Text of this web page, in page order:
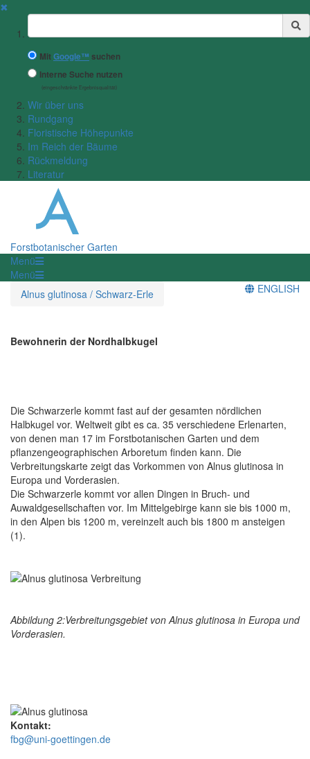
✖
Suchbegriff
MitGoogle™ suchen
Interne Suche nutzen
(eingeschränkte Ergebnisqualität)
Wir über uns
Rundgang
Floristische Höhepunkte
Im Reich der Bäume
Rückmeldung
Literatur
Forstbotanischer Garten
Menü
Menü
Alnus glutinosa / Schwarz-Erle
ENGLISH
Bewohnerin der Nordhalbkugel
Die Schwarzerle kommt fast auf der gesamten nördlichen
Halbkugel vor. Weltweit gibt es ca. 35 verschiedene Erlenarten,
von denen man 17 im Forstbotanischen Garten und dem
pflanzengeographischen Arboretum finden kann. Die
Verbreitungskarte zeigt das Vorkommen von Alnus glutinosa in
Europa und Vorderasien.
Die Schwarzerle kommt vor allen Dingen in Bruch- und
Auwaldgesellschaften vor. Im Mittelgebirge kann sie bis 1000 m,
in den Alpen bis 1200 m, vereinzelt auch bis 1800 m ansteigen
(1).
Abbildung 2:Verbreitungsgebiet von Alnus glutinosa in Europa und
Vorderasien.
Kontakt:
fbg@uni-goettingen.de